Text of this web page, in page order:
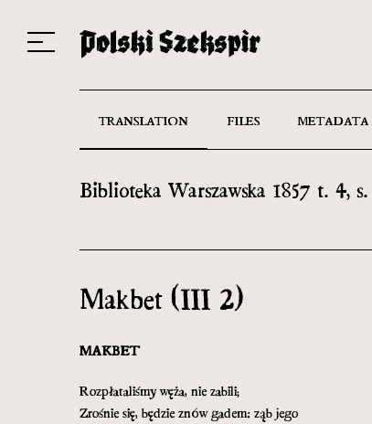
TRANSLATION FILES METADATA
Biblioteka Warszawska 1857 t. 4,
Makbet (III 2)
MAKBET
Rozpłataliśmy węża, nie zabili;
Zrośnie się, będzie znów gadem: ząb jego